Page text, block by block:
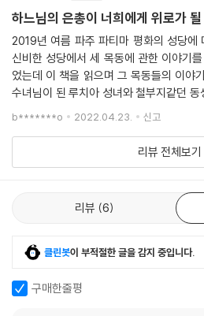
감옥에서의 프란치스코 268
마지막 발현의 감동 272
일화들과 대중가요 274
어린 도덕가 프란치스코 281
고독과 기도를 좋아한 프란치스코 285
새들의 친구 프란치스코 290
프란치스코의 사랑과 열성 293
대중가요들 305
프롤로그 310
루치아의 침묵 319
하느님의 은총이 너희에게 위로가
2019년 여름 파주 파티마 평화의 성당에
신비한 성당에서 세 목동에 관한 이야기
었는데 이 책을 읽으며 그 목동들의 이야
수녀님이 된 루치아 성녀와 철부지같던
야기로성모님이 아이들에게 나타나신것
b*******o 2022.04.23. 신고
리뷰 전체보기
리뷰 6
클린봇이 부적절한 글을 감지 중입니다.
구매한줄평